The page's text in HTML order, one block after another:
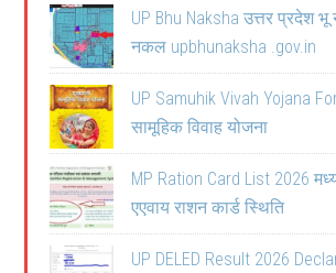
UP Bhu Naksha उत्तर प्रदेश भू
नकल upbhunaksha .gov.in
UP Samuhik Vivah Yojana
सामूहिक विवाह योजना
MP Ration Card List 2026
एएवाय राशन कार्ड स्थिति
UP DELED Result 2026